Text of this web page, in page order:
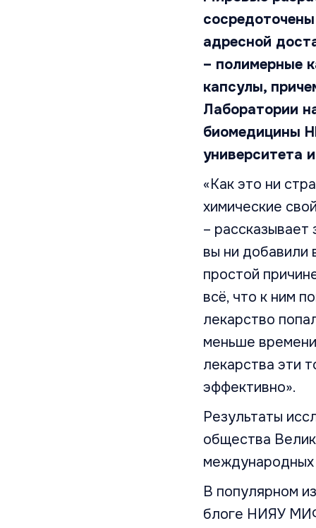
адресной
– полимерные
капсулы,
Лаборатории
биомедицины
университета
«Как это ни
химические
–
вы ни добавили
простой
всё, что к ним
лекарство
меньше
лекарства эти
эффективно».
Результаты
общества
международных
В популярном
блоге НИЯУ